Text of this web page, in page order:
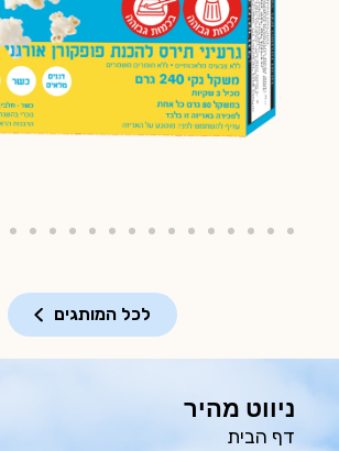
לכל המותגים
ניווט מהיר
דף הבית